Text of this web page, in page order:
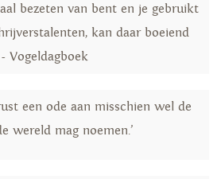
bezeten van bent en je gebruikt
kan daar boeiend
Vogeldagboek
een ode aan misschien wel de
wereld mag noemen.’